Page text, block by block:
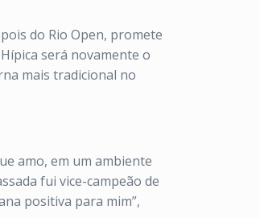
do Rio Open, promete
será novamente o
mais tradicional no
amo, em um ambiente
fui vice-campeão de
positiva para mim”,